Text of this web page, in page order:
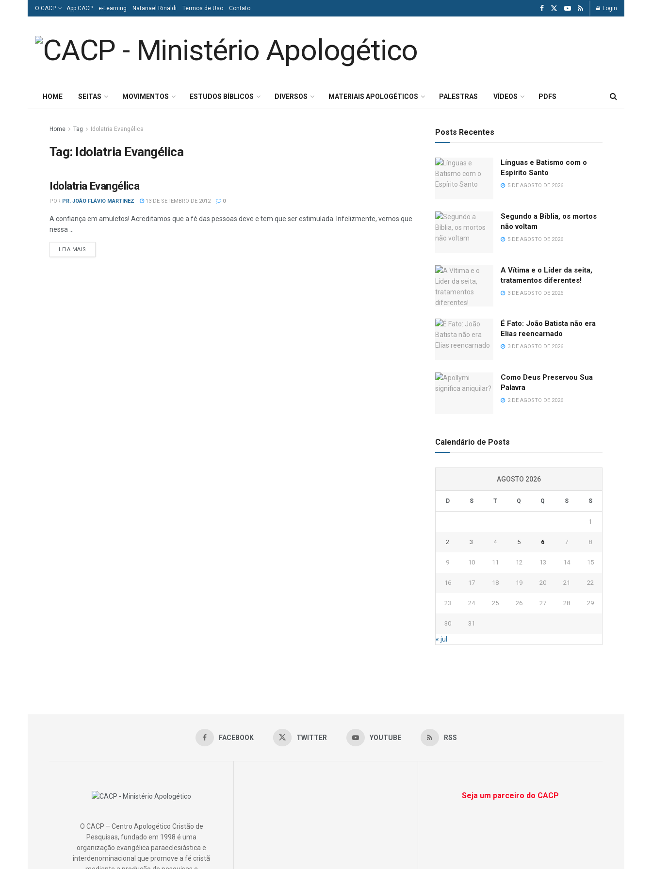
O CACP App CACP e-Learning Natanael Rinaldi Termos de Uso Contato Login
HOME SEITAS MOVIMENTOS ESTUDOS BÍBLICOS DIVERSOS MATERIAIS APOLOGÉTICOS PALESTRAS VÍDEOS PDFS
Home Tag Idolatria Evangélica
Tag: Idolatria Evangélica
ESTUDOS BÍBLICOS
Idolatria Evangélica
POR PR. JOÃO FLÁVIO MARTINEZ 13 DE SETEMBRO DE 2012 0
A confiança em amuletos! Acreditamos que a fé das pessoas deve e tem que ser estimulada. Infelizmente, vemos que
nessa ...
LEIA MAIS
Posts Recentes
Línguas e Batismo com o
Espírito Santo
5 DE AGOSTO DE 2026
Segundo a Bíblia, os mortos
não voltam
5 DE AGOSTO DE 2026
A Vítima e o Líder da seita,
tratamentos diferentes!
3 DE AGOSTO DE 2026
É Fato: João Batista não era
Elias reencarnado
3 DE AGOSTO DE 2026
Como Deus Preservou Sua
Palavra
2 DE AGOSTO DE 2026
Calendário de Posts
AGOSTO 2026
D S T Q Q S S
1
2 3 4 5 6 7 8
9 10 11 12 13 14 15
16 17 18 19 20 21 22
23 24 25 26 27 28 29
30 31
« jul
FACEBOOK TWITTER YOUTUBE RSS
O CACP – Centro Apologético Cristão de
Pesquisas, fundado em 1998 é uma
organização evangélica paraeclesiástica e
interdenominacional que promove a fé cristã
Seja um parceiro do CACP